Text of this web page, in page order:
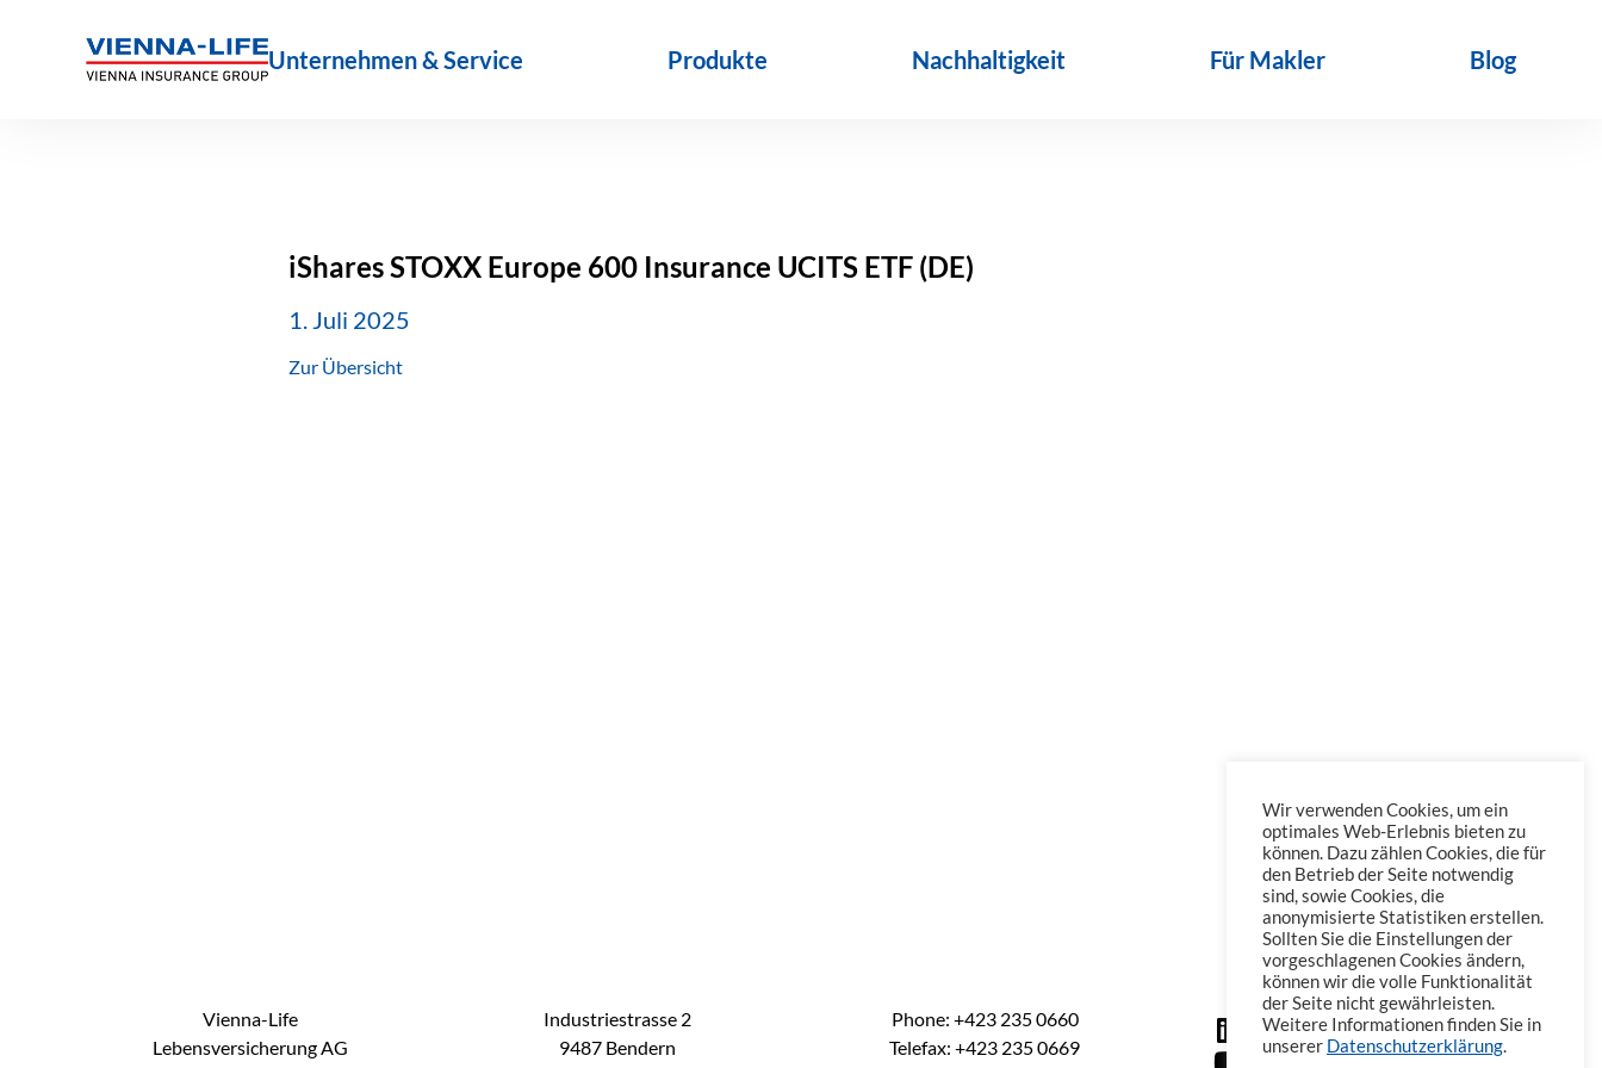
Unternehmen & Service Produkte Nachhaltigkeit Für Makler Blog
iShares STOXX Europe 600 Insurance UCITS ETF (DE)
1. Juli 2025
Zur Übersicht
Vienna-Life
Lebensversicherung AG
Industriestrasse 2
9487 Bendern
Phone: +423 235 0660
Telefax: +423 235 0669
Wir verwenden Cookies, um ein
optimales Web-Erlebnis bieten zu
können. Dazu zählen Cookies, die für
den Betrieb der Seite notwendig
sind, sowie Cookies, die
anonymisierte Statistiken erstellen.
Sollten Sie die Einstellungen der
vorgeschlagenen Cookies ändern,
können wir die volle Funktionalität
der Seite nicht gewährleisten.
Weitere Informationen finden Sie in
unserer Datenschutzerklärung.